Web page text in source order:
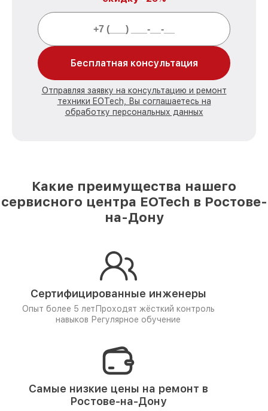
Бесплатная консультация
Отправляя заявку на консультацию и ремонт
техники EOTech, Вы соглашаетесь на
обработку персональных данных
Какие преимущества нашего
сервисного центра EOTech в Ростове-
на-Дону
Сертифицированные инженеры
Опыт более 5 лет Проходят жёсткий контроль
навыков Регулярное обучение
Самые низкие цены на ремонт в
Ростове-на-Дону